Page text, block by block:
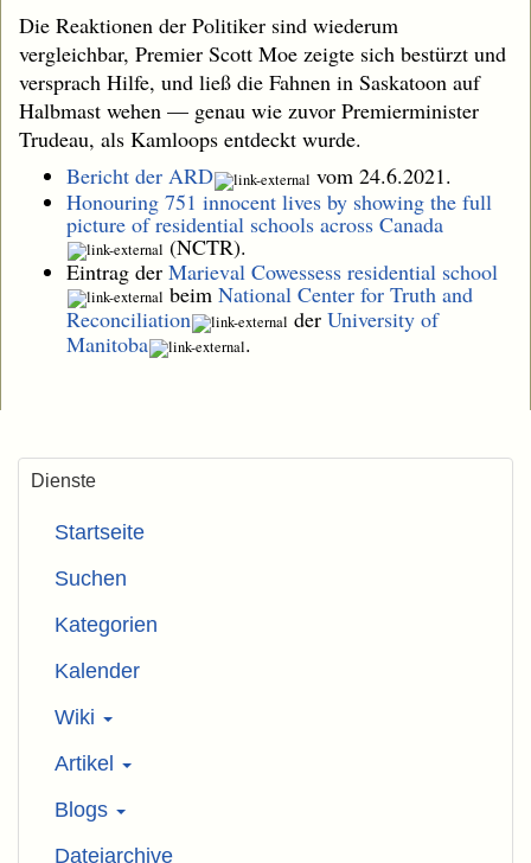
Die Reaktionen der Politiker sind wiederum
vergleichbar, Premier Scott Moe zeigte sich bestürzt und
versprach Hilfe, und ließ die Fahnen in Saskatoon auf
Halbmast wehen — genau wie zuvor Premierminister
Trudeau, als Kamloops entdeckt wurde.
Bericht der ARD
vom 24.6.2021.
Honouring 751 innocent lives by showing the full
picture of residential schools across Canada
(NCTR).
Eintrag der Marieval Cowessess residential school
beim National Center for Truth and
Reconciliation
der University of
Manitoba
.
Dienste
Startseite
Suchen
Kategorien
Kalender
Wiki
Artikel
Blogs
Dateiarchive